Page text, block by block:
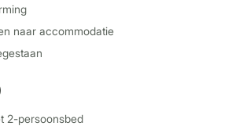
naar accommodatie
2-persoonsbed